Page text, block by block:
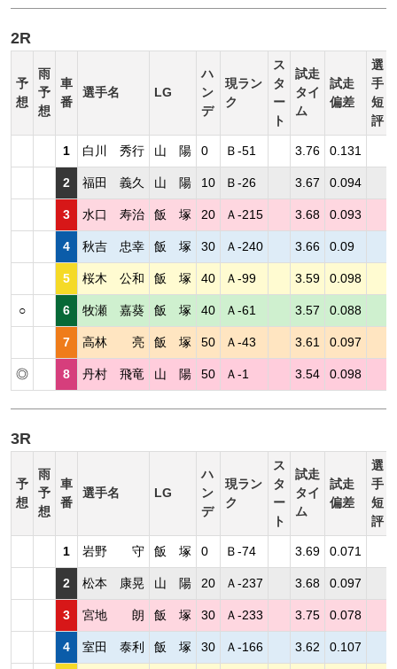
2R
予
想
雨
予
想
車
番
選手名 LG
ハ
ン
デ
現ラン
ク
ス
タ
ー
ト
試走
タイ
ム
試走
偏差
選
手
短
評
1 白川 秀行 山 陽 0 Ｂ-51 3.76 0.131
2 福田 義久 山 陽 10 Ｂ-26 3.67 0.094
3 水口 寿治 飯 塚 20 Ａ-215 3.68 0.093
4 秋吉 忠幸 飯 塚 30 Ａ-240 3.66 0.09
5 桜木 公和 飯 塚 40 Ａ-99 3.59 0.098
○ 6 牧瀬 嘉葵 飯 塚 40 Ａ-61 3.57 0.088
7 高林 亮 飯 塚 50 Ａ-43 3.61 0.097
◎ 8 丹村 飛竜 山 陽 50 Ａ-1 3.54 0.098
3R
予
想
雨
予
想
車
番
選手名 LG
ハ
ン
デ
現ラン
ク
ス
タ
ー
ト
試走
タイ
ム
試走
偏差
選
手
短
評
1 岩野 守 飯 塚 0 Ｂ-74 3.69 0.071
2 松本 康晃 山 陽 20 Ａ-237 3.68 0.097
3 宮地 朗 飯 塚 30 Ａ-233 3.75 0.078
4 室田 泰利 飯 塚 30 Ａ-166 3.62 0.107